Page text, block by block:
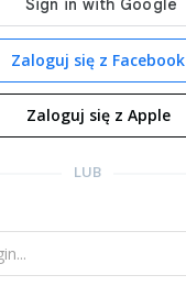
Zaloguj się z Facebook
Zaloguj się z Apple
LUB